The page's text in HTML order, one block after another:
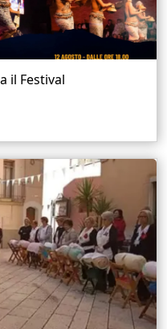
il Festival